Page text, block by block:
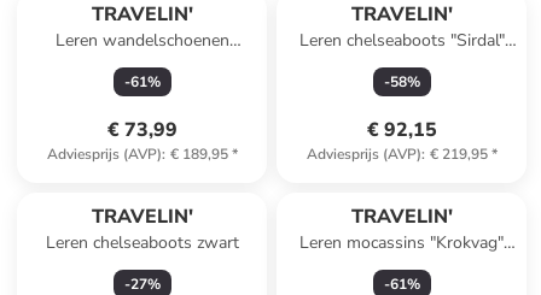
TRAVELIN'
Leren wandelschoenen
"Tervola" lichtbruin
-61%
€ 73,99
Adviesprijs (AVP): € 189,95*
TRAVELIN'
Leren chelseaboots "Sirdal"
bruin
-58%
€ 92,15
Adviesprijs (AVP): € 219,95*
TRAVELIN'
Leren chelseaboots zwart
-27%
TRAVELIN'
Leren mocassins "Krokvag"
donkerblauw
-61%